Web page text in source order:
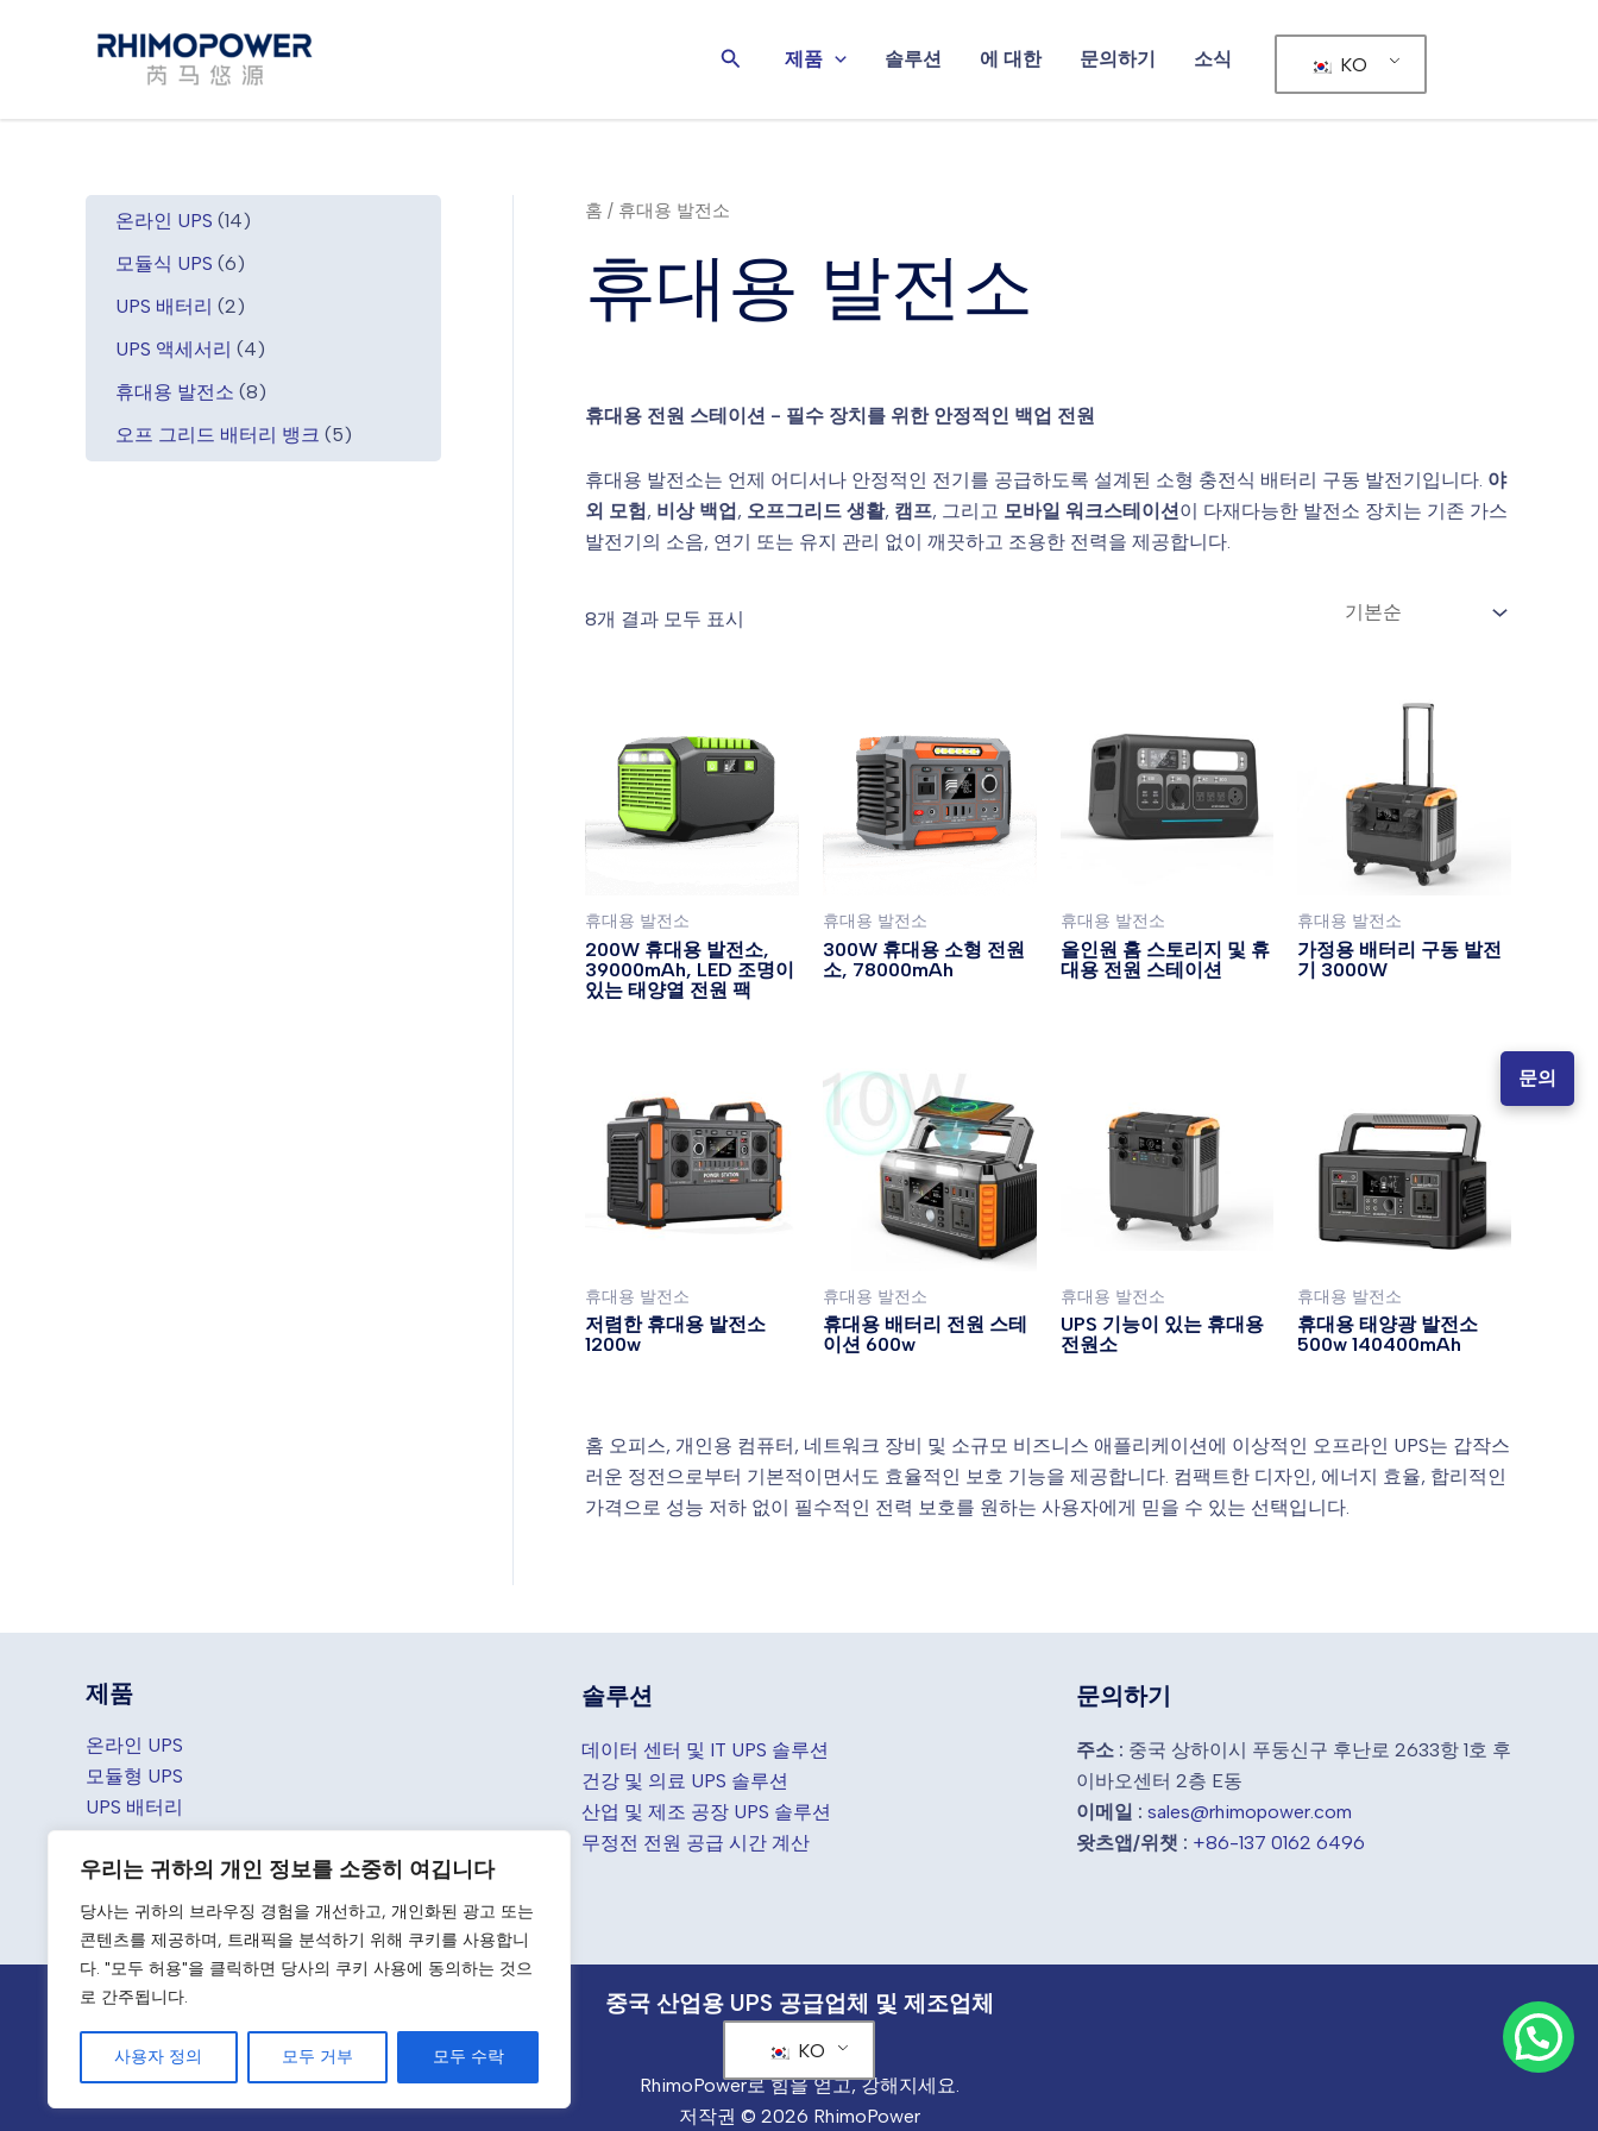
우리는 귀하의 개인 정보를 소중히 여깁니다
당사는 귀하의 브라우징 경험을 개선하고, 개인화된 광고 또는
콘텐츠를 제공하며, 트래픽을 분석하기 위해 쿠키를 사용합니
다. "모두 허용"을 클릭하면 당사의 쿠키 사용에 동의하는 것으
로 간주됩니다.
사용자 정의 모두 거부 모두 수락
검
제품 솔루션 에 대한 문의하기 소식 KO
온라인 UPS 141
개
상
모듈식 UPS 66
상
품
UPS 배터리 22
상
품
UPS 액세서리 44
상
품
휴대용 발전소 88
상
오프 그리드 배터리 뱅크 55
개
홈 / 휴대용 발전소
휴대용 발전소
휴대용 전원 스테이션 - 필수 장치를 위한 안정적인 백업 전원
휴대용 발전소는 언제 어디서나 안정적인 전기를 공급하도록 설계된 소형 충전식 배터리 구동 발전기입니다. 야
외 모험, 비상 백업, 오프그리드 생활, 캠프, 그리고 모바일 워크스테이션이 다재다능한 발전소 장치는 기존 가스
발전기의 소음, 연기 또는 유지 관리 없이 깨끗하고 조용한 전력을 제공합니다.
8개 결과 모두 표시
휴대용 발전소
200W 휴대용 발전소,
39000mAh, LED 조명이
있는 태양열 전원 팩
휴대용 발전소
300W 휴대용 소형 전원
소, 78000mAh
휴대용 발전소
올인원 홈 스토리지 및 휴
대용 전원 스테이션
휴대용 발전소
가정용 배터리 구동 발전
기 3000W
휴대용 발전소
저렴한 휴대용 발전소
1200w
휴대용 발전소
휴대용 배터리 전원 스테
이션 600w
휴대용 발전소
UPS 기능이 있는 휴대용
전원소
휴대용 발전소
휴대용 태양광 발전소
500w 140400mAh
홈 오피스, 개인용 컴퓨터, 네트워크 장비 및 소규모 비즈니스 애플리케이션에 이상적인 오프라인 UPS는 갑작스
러운 정전으로부터 기본적이면서도 효율적인 보호 기능을 제공합니다. 컴팩트한 디자인, 에너지 효율, 합리적인
가격으로 성능 저하 없이 필수적인 전력 보호를 원하는 사용자에게 믿을 수 있는 선택입니다.
제품
온라인 UPS
모듈형 UPS
UPS 배터리
휴대용 발전소
오프 그리드 배터리 뱅크
솔루션
데이터 센터 및 IT UPS 솔루션
건강 및 의료 UPS 솔루션
산업 및 제조 공장 UPS 솔루션
무정전 전원 공급 시간 계산
문의하기
주소 : 중국 상하이시 푸둥신구 후난로 2633항 1호 후
이바오센터 2층 E동
이메일 : sales@rhimopower.com
왓츠앱/위챗 : +86-137 0162 6496
중국 산업용 UPS 공급업체 및 제조업체
KO
RhimoPower로 힘을 얻고, 강해지세요.
저작권 © 2026 RhimoPower
문의